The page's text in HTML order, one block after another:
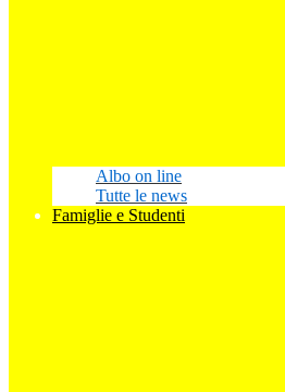
Albo on line
Tutte le news
Famiglie e Studenti